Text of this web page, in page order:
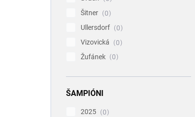
Šitner
0
Ullersdorf
0
Vizovická
0
Žufánek
0
ŠAMPIÓNI
2025
0